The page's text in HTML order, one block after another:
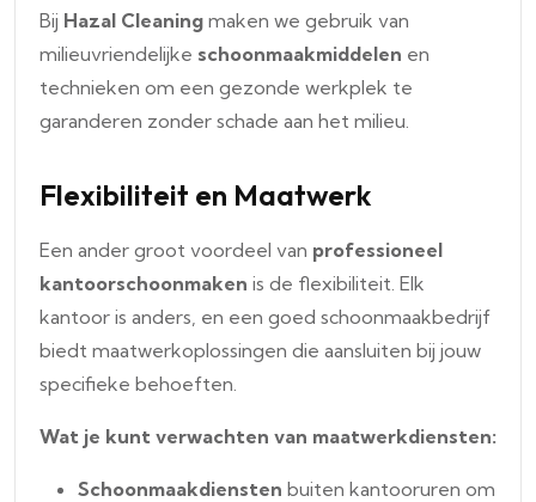
Bij Hazal Cleaning maken we gebruik van
milieuvriendelijke schoonmaakmiddelen en
technieken om een gezonde werkplek te
garanderen zonder schade aan het milieu.
Flexibiliteit en Maatwerk
Een ander groot voordeel van professioneel
kantoorschoonmaken is de flexibiliteit. Elk
kantoor is anders, en een goed schoonmaakbedrijf
biedt maatwerkoplossingen die aansluiten bij jouw
specifieke behoeften.
Wat je kunt verwachten van maatwerkdiensten:
Schoonmaakdiensten buiten kantooruren om